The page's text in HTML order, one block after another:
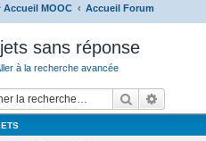
Accueil MOOC Accueil Forum
sans réponse
à la recherche avancée
Rechercher